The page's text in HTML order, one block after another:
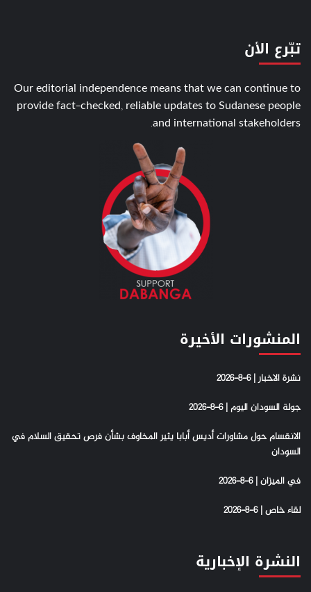
تبّرع الأن
Our editorial independence means that we can continue to
provide fact-checked, reliable updates to Sudanese people
and international stakeholders.
المنشورات الأخيرة
نشرة الاخبار | 6-8-2026
جولة السودان اليوم | 6-8-2026
الانقسام حول مشاورات أديس أبابا يثير المخاوف بشأن فرص تحقيق السلام في
السودان
في الميزان | 6-8-2026
لقاء خاص | 6-8-2026
النشرة الإخبارية